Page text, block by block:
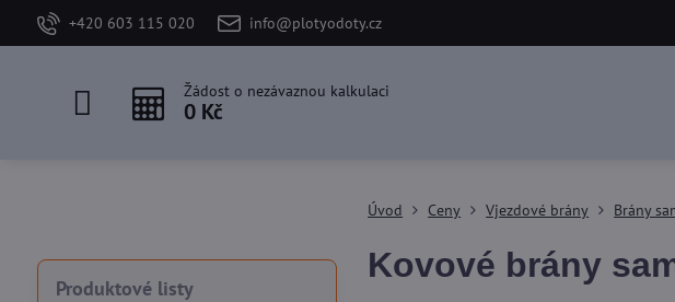
+420 603 115 020 info@plotyodoty.cz
Žádost o nezávaznou kalkulaci
0 Kč
Úvod Ceny Vjezdové brány Brány
Kovové brány
Produktové listy